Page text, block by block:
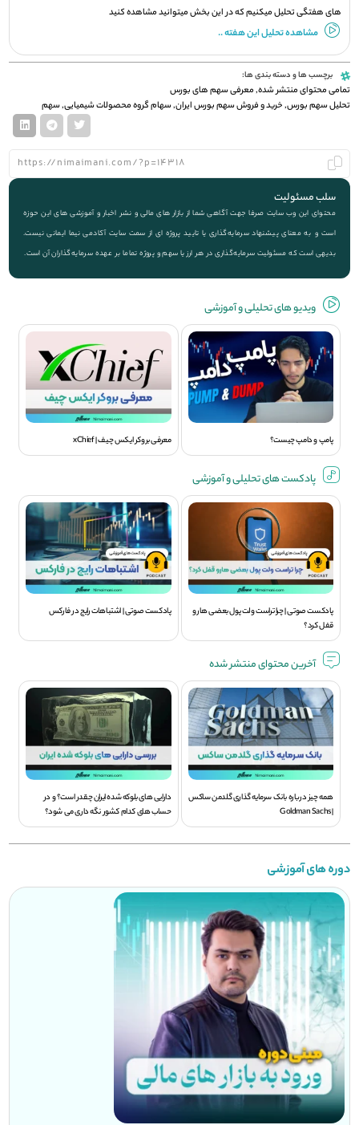
های هفتگی تحلیل میکنیم که در این بخش میتوانید مشاهده کنید
مشاهده تحلیل این هفته ..
برچسب ها و دسته بندی ها:
تمامی محتوای منتشر شده,معرفی سهم های بورس
تحلیل سهم بورس,خرید و فروش سهم بورس ایران,سهام گروه محصولات شیمیایی,سهم
سلب مسئولیت
محتوای این وب سایت صرفا جهت آگاهی شما از بازار های مالی و نشر اخبار و آموزشی های این حوزه
است و به معنای پیشنهاد سرمایه‌گذاری یا تایید پروژه ای از سمت سایت آکادمی نیما ایمانی نیست.
بدیهی است که مسئولیت سرمایه‌گذاری در هر ارز یا سهم و پروژه تماما بر عهده سرمایه‌گذاران آن است.
ویديو های تحلیلی و آموزشی
پامپ و دامپ چیست؟ معرفی بروکر ایکس چیف | xChief
پادکست های تحلیلی و آموزشی
پادکست صوتی | چرا تراست ولت پول بعضی هارو
قفل کرد؟
پادکست صوتی | اشتباهات رایج در فارکس
آخرین محتوای منتشر شده
همه چیز درباره بانک سرمایه گذاری گلدمن ساکس
| Goldman Sachs
دارایی های بلوکه شده ایران چقدر است؟ و در
حساب های کدام کشور نگه داری می شود؟
دوره های آموزشی